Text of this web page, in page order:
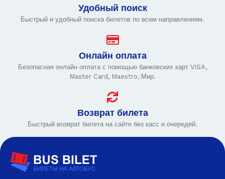
Удобный поиск
Быстрый и удобный поиска билетов по всем направлениям.
Онлайн оплата
Безопасная онлайн оплата с помощью банковских карт VISA,
Master Card, Maestro, Мир.
Возврат билета
Быстрый возврат билета на сайте без касс и очередей.